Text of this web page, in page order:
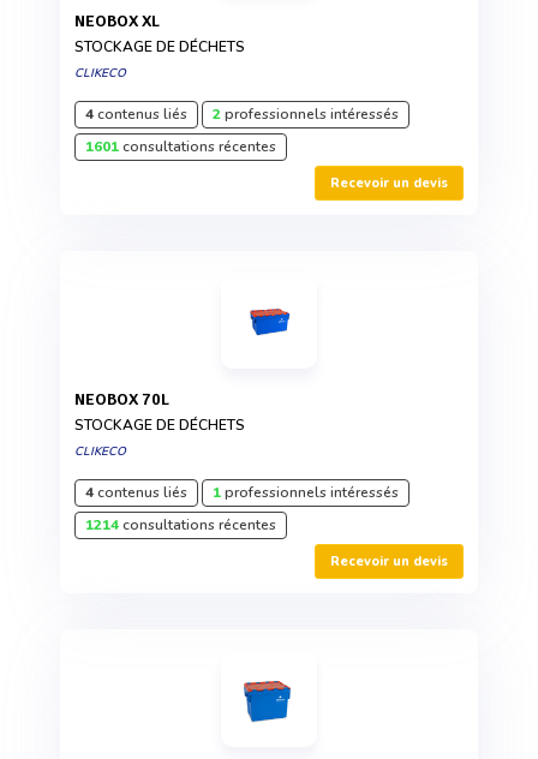
NEOBOX XL
STOCKAGE DE DÉCHETS
CLIKECO
4contenus liés 2professionnels intéressés
1601consultations récentes
Recevoir un devis
NEOBOX 70L
STOCKAGE DE DÉCHETS
CLIKECO
4contenus liés 1professionnels intéressés
1214consultations récentes
Recevoir un devis